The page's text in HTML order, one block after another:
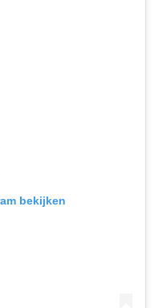
bekijken